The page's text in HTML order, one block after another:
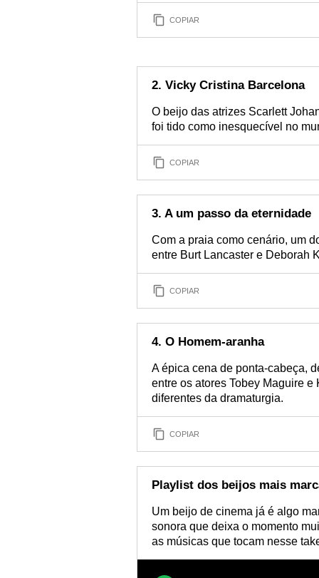
COPIAR
2. Vicky Cristina Barcelona
O beijo das atrizes Scarlett
foi tido como inesquecível no
COPIAR
3. A um passo da eternidade
Com a praia como cenário, um
entre Burt Lancaster e Deborah
COPIAR
4. O Homem-aranha
A épica cena de ponta-cabeça,
entre os atores Tobey Maguire
diferentes da dramaturgia.
COPIAR
Playlist dos beijos mais
Um beijo de cinema já é algo
sonora que deixa o momento
as músicas que tocam nesse